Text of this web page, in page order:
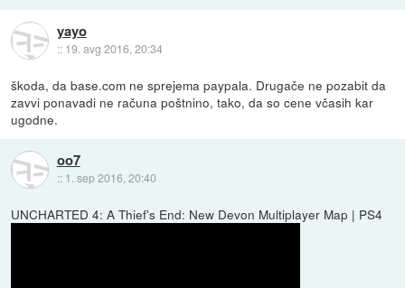
yayo
:: 19. avg 2016, 20:34
škoda, da base.com ne sprejema paypala. Drugače ne pozabit da
zavvi ponavadi ne računa poštnino, tako, da so cene včasih kar
ugodne.
oo7
:: 1. sep 2016, 20:40
UNCHARTED 4: A Thief's End: New Devon Multiplayer Map | PS4